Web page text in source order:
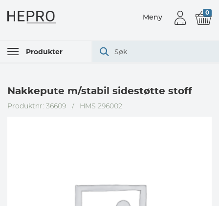
Produkter
Meny
0
Nakkepute m/stabil sidestøtte stoff
Produktnr: 36609 / HMS 296002